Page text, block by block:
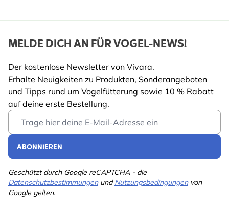
MELDE DICH AN FÜR VOGEL-NEWS!
Der kostenlose Newsletter von Vivara.
Erhalte Neuigkeiten zu Produkten, Sonderangeboten
und Tipps rund um Vogelfütterung sowie 10 % Rabatt
auf deine erste Bestellung.
Email Address
ABONNIEREN
Geschützt durch Google reCAPTCHA - die
DatenschutzbestimmungenundNutzungsbedingungenvon
Google gelten.